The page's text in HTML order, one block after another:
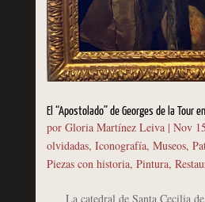
El “Apostolado” de Georges de la Tour
por Gloria Martínez Leiva| Nov
olvidadas, Iconografía, Museos,
Piezas con historia, Pintura,
La catedral de Santa Cecilia